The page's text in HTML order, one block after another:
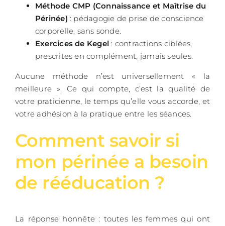
Méthode CMP (Connaissance et Maîtrise du
Périnée) : pédagogie de prise de conscience
corporelle, sans sonde.
Exercices de Kegel : contractions ciblées,
prescrites en complément, jamais seules.
Aucune méthode n’est universellement « la
meilleure ». Ce qui compte, c’est la qualité de
votre praticienne, le temps qu’elle vous accorde, et
votre adhésion à la pratique entre les séances.
Comment savoir si
mon périnée a besoin
de rééducation ?
La réponse honnête : toutes les femmes qui ont